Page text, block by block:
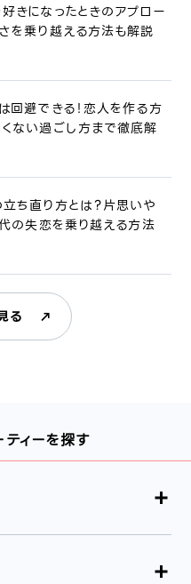
きになったときのアプロー
を乗り越える方法も解説
回避できる！恋人を作る方
ない過ごし方まで徹底解
ち直り方とは？片思いや
の失恋を乗り越える方法
る
ティーを探す